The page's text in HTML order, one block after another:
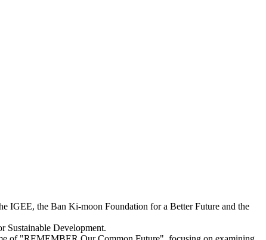
IGEE, the Ban Ki-moon Foundation for a Better Future and the
Sustainable Development.